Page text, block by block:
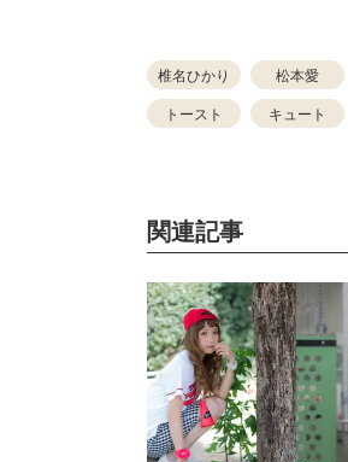
椎名ひかり 松本愛
トースト
キュート
関連記事